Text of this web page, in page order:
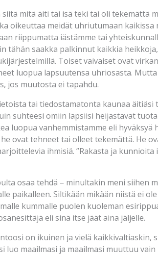
mitä äiti tai isä teki tai oli tekemättä
oikeuttaa meidät uhriutumaan kaikissa
riippumatta iästämme tai
tähän saakka palkinnut kaikkia
Toiset vaivaiset ovat
luopua lapsuutensa uhriosasta.
jos muutosta ei tapahdu.
tai tiedostamatonta kaunaa äitiäsi
suhteesi omiin lapsiisi heijastavat
luopua vanhemmistamme eli hyväksyä
ovat tehneet tai olleet tekemättä. He
ihmisiä. ”Rakasta ja
osaa tehdä – minultakin meni siihen
paikalleen. Siltikään mikään niistä ei
kummalle puolen kuoleman
eli sinä itse jäät aina jäljelle.
on ikuinen ja vielä kaikkivaltiaskin,
luo maailmasi ja maailmasi muuttuu